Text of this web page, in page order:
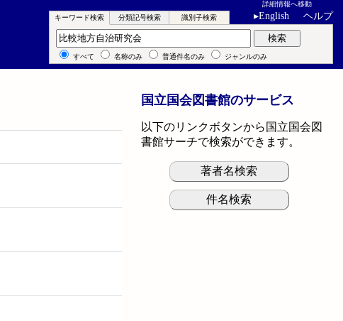
詳細情報へ移動
▸English ヘルプ
キーワード検索 分類記号検索 識別子検索
キーワード検索 検索
すべて 名称のみ 普通件名のみ ジャンルのみ
国立国会図書館のサービス
以下のリンクボタンから国立国会図
書館サーチで検索ができます。
著者名検索
件名検索